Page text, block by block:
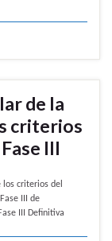
de la
criterios
III
los criterios del
III de
III Definitiva